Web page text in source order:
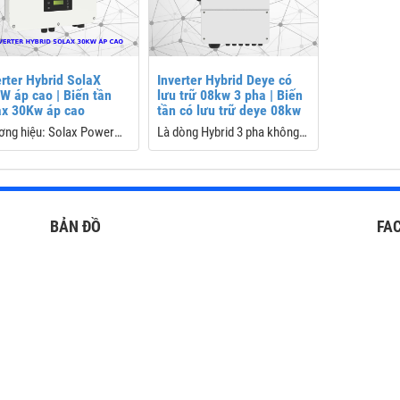
Hybrid SolaX
áp cao | Biến tần
30Kw áp cao
hiệu: Solax Power
suất PV tối đa: 60,000
PV tối đa: 1000 V
2 / (3/3)
Inverter Hybrid Deye có
lưu trữ 08kw 3 pha | Biến
tần có lưu trữ deye 08kw
Là dòng Hybrid 3 pha không
cân bằng, phù hợp với mọi gia
đình có tải sử dụng không
đồng đều trên các pha
BẢN ĐỒ